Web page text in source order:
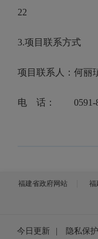
3.项目联系方式
项目联系人：何丽
电 话： 0591-
福建省政府网站 福
今日更新 隐私保护